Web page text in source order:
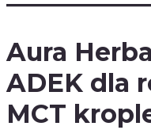
Aura
ADEK dla
MCT